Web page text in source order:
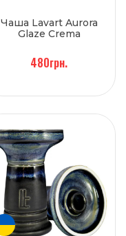
Чаша Lavart Aurora
Glaze Crema
480грн.